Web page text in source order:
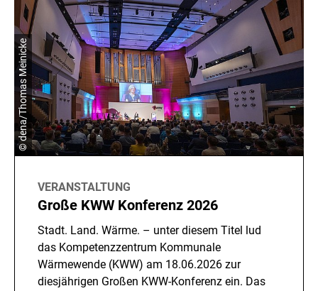
© dena/Thomas Meinicke
VERANSTALTUNG
Große KWW Konferenz 2026
Stadt. Land. Wärme. – unter diesem Titel lud
das Kompetenzzentrum Kommunale
Wärmewende (KWW) am 18.06.2026 zur
diesjährigen Großen KWW-Konferenz ein. Das